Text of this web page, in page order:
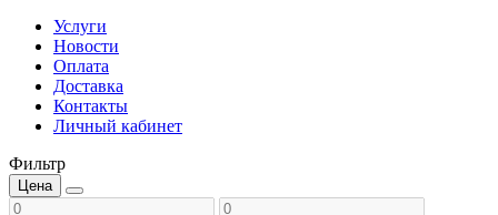
Услуги
Новости
Оплата
Доставка
Контакты
Личный кабинет
Фильтр
Цена